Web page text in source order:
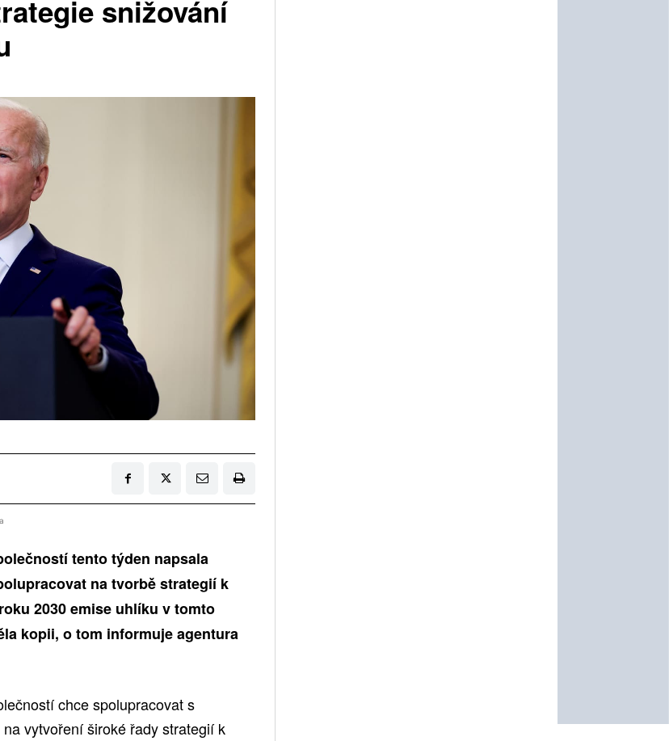
snižování
tento týden napsala
na tvorbě strategií k
2030 emise uhlíku v tomto
kopii, o tom informuje agentura
chce spolupracovat s
na vytvoření široké řady strategií k